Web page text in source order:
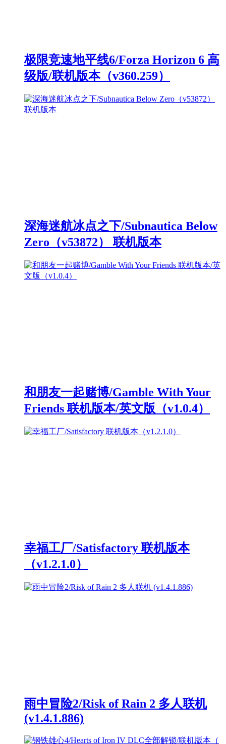
极限竞速地平线6/Forza Horizon 6 高
级版/联机版本（v360.259）
深海迷航冰点之下/Subnautica Below
Zero（v53872） 联机版本
和朋友一起赌博/Gamble With Your
Friends 联机版本/英文版（v1.0.4）
幸福工厂/Satisfactory 联机版本
（v1.2.1.0）
雨中冒险2/Risk of Rain 2 多人联机
(v1.4.1.886)